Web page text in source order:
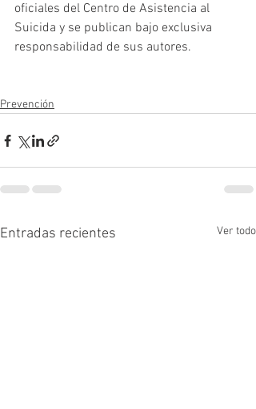
oficiales del Centro de Asistencia al
Suicida y se publican bajo exclusiva
responsabilidad de sus autores.
Prevención
Entradas recientes Ver todo